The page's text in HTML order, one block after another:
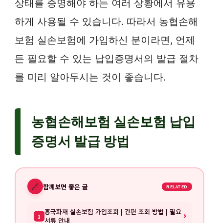
상태를 증명해야 하는 여러 상황에서 유용
하게 사용될 수 있습니다. 따라서 농협손해
보험 실손보험에 가입하신 분이라면, 언제
든 필요할 수 있는 납입증명서의 발급 절차
를 미리 알아두시는 것이 좋습니다.
농협손해보험 실손보험 납입
증명서 발급 방법
🔗 함께보면 좋은 글 RELATED
1 흥국화재 실손보험 가입조회 | 간편 조회 방법 | 필요
서류 안내